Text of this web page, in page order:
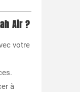
Air ?
votre
à